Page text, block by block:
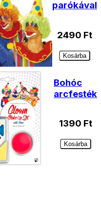
parókával
2490 Ft
Kosárba
Bohóc
arcfesték
1390 Ft
Kosárba